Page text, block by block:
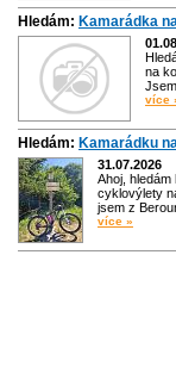
Hledám: Kamarádka
na
více
Hledám: Kamarádku
31.07.2026
Ahoj,
cyklovýlety
jsem z
více »